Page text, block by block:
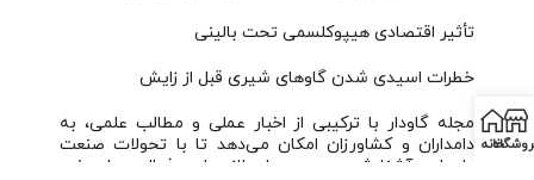
تأثیر اقتصادی هیپوکلسمی تحت بالینی
خطرات اسیدی شدن گاوهای شیری قبل از زایش
مجله گاودار با ترکیبی از اخبار عملی و مطالب علمی، به
دامداران و کشاورزان امکان می‌دهد تا با تحولات صنعت
دامداری آشنا شده و بهبودهای لازم را در فعالیت‌های خود
خانه